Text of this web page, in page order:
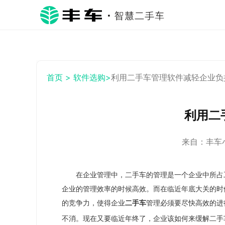
首页 > 软件选购>利用二手车管理软件减轻企业
利用二
来自：丰
在企业管理中， 二手车的管理是一个企业中所
企业的管理效率的时候高效。而在临近年底大关的
的竞争力，使得企业二手车管理必须要尽快高效的进
不消。现在又 要临近年终了，企业该如何来缓解二